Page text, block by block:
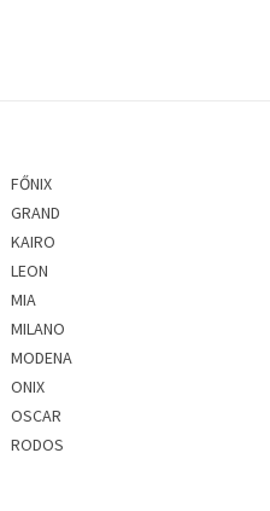
FŐNIX
GRAND
KAIRO
LEON
MIA
MILANO
MODENA
ONIX
OSCAR
RODOS